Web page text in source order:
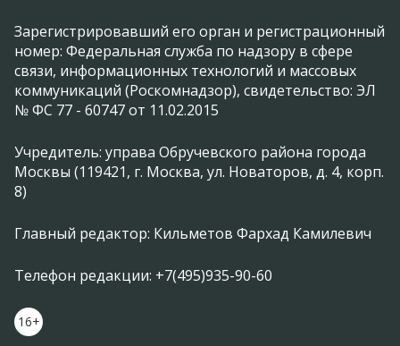
Зарегистрировавший его орган и регистрационный
номер: Федеральная служба по надзору в сфере
связи, информационных технологий и массовых
коммуникаций (Роскомнадзор), свидетельство: ЭЛ
№ ФС 77 - 60747 от 11.02.2015
Учредитель: управа Обручевского района города
Москвы (119421, г. Москва, ул. Новаторов, д. 4, корп.
8)
Главный редактор: Кильметов Фархад Камилевич
Телефон редакции: +7(495)935-90-60
16+